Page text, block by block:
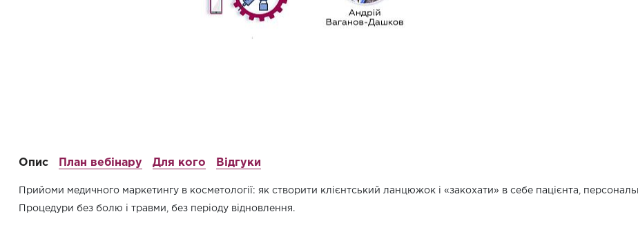
Опис План вебінару Для кого Відгуки
Прийоми медичного маркетингу в косметології: як створити клієнтський ланцюжок і «закохати» в себе пацієнта,
Процедури без болю і травми, без періоду відновлення.